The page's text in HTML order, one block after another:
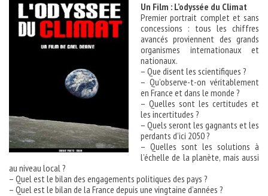
Un Film : L’odyssée du Climat
Premier portrait complet et sans
concessions : tous les chiffres
avancés proviennent des grands
organismes internationaux et
nationaux.
– Que disent les scientifiques ?
– Qu’observe-t-on véritablement
en France et dans le monde ?
– Quelles sont les certitudes et
les incertitudes ?
– Quels seront les gagnants et les
perdants d’ici 2050 ?
– Quelles sont les solutions à
l’échelle de la planète, mais aussi
au niveau local ?
– Quel est le bilan des engagements politiques des pays ?
– Quel est le bilan de la France depuis une vingtaine d’années ?